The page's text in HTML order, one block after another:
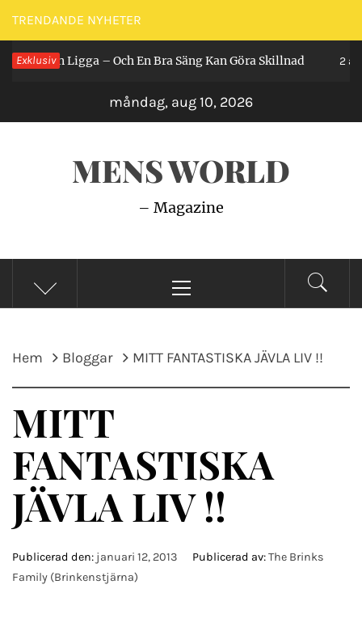
Hoppa
till
innehåll
TRENDANDE NYHETER
Exklusiv
Man Ligga – Och En Bra Säng Kan Göra Skillnad 2 år
måndag, aug 10, 2026
MENS WORLD
– Magazine
meny
Hem Bloggar MITT FANTASTISKA JÄVLA LIV !!
MITT
FANTASTISKA
JÄVLA LIV !!
Publicerad den: januari 12, 2013 Publicerad av:The Brinks
Family (Brinkenstjärna)